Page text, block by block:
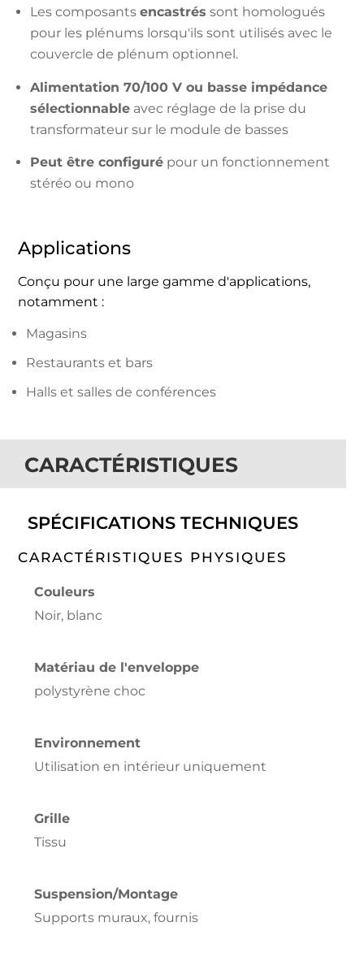
Les composantsencastrés sont homologués
pour les plénums lorsqu'ils sont utilisés avec le
couvercle de plénum optionnel.
Alimentation 70/100 V ou basse impédance
sélectionnable avec réglage de la prise du
transformateur sur le module de basses
Peut être configuré pour un fonctionnement
stéréo ou mono
Applications
Conçu pour une large gamme d'applications,
notamment :
Magasins
Restaurants et bars
Halls et salles de conférences
CARACTÉRISTIQUES
SPÉCIFICATIONS TECHNIQUES
CARACTÉRISTIQUES PHYSIQUES
Couleurs
Noir, blanc
Matériau de l'enveloppe
polystyrène choc
Environnement
Utilisation en intérieur uniquement
Grille
Tissu
Suspension/Montage
Supports muraux, fournis